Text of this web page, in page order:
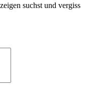
suchst und vergiss